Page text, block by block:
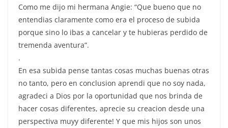
Como me dijo mi hermana Angie: “Que bueno que no
entendias claramente como era el proceso de subida
porque sino lo ibas a cancelar y te hubieras perdido de
tremenda aventura”.
.
En esa subida pense tantas cosas muchas buenas otras
no tanto, pero en conclusion aprendi que no soy nada,
agradeci a Dios por la oportunidad que nos brinda de
hacer cosas diferentes, aprecie su creacion desde una
perspectiva muyy diferente! Y que mis hijos son unos